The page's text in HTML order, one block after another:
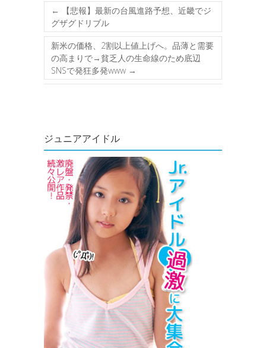
←
【悲報】最新の台風進路予想、近畿でジ
グザグドリブル
新米の価格、2割以上値上げへ。品薄と需要
の高まりで→貧乏人の生命線のため底辺
SNSで発狂多発www →
ジュニアアイドル